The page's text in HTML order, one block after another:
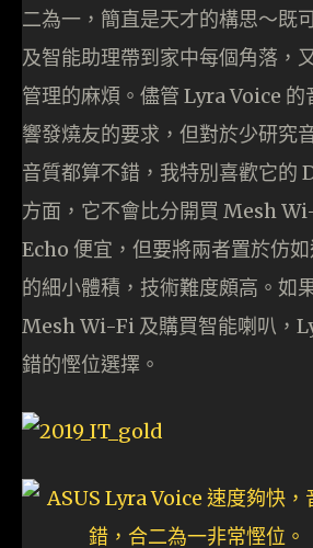
二為一，簡直是天才的構思～既
及智能助理帶到家中每個角落，
管理的麻煩。儘管 Lyra Voice 的
響發燒友的要求，但對於少研究
音質都算不錯，我特別喜歡它的
方面，它不會比分開買 Mesh
Echo 便宜，但要將兩者置於仿
的細小體積，技術難度頗高。如
Mesh Wi-Fi 及購買智能喇叭，
錯的慳位選擇。